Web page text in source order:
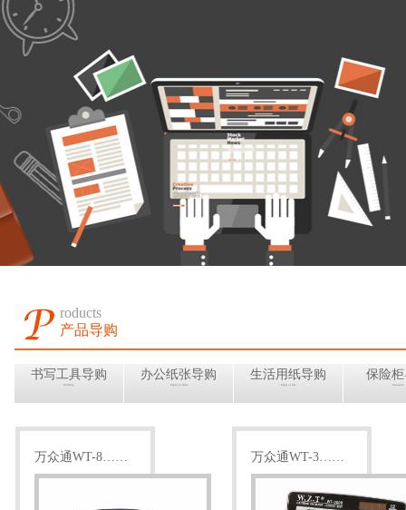
roducts
产品导购
书写工具导购
Writting
办公纸张导购
Paper of office
生活用纸导购
Paper of life
保险
Insurance
万众通WT-8…… 万众通WT-3……